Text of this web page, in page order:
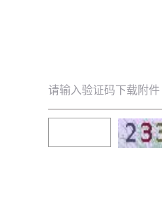
请输入验证码下载附件